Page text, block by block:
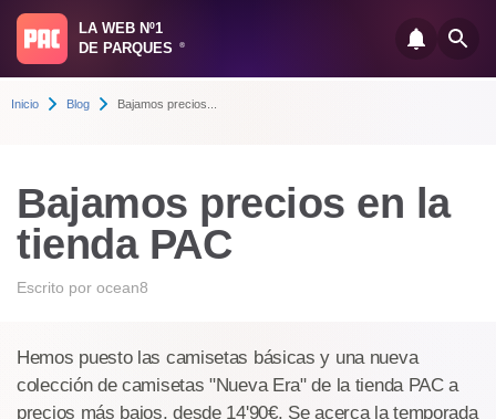
LA WEB Nº1
DE PARQUES
®
Inicio Blog Bajamos precios...
Bajamos precios en la
tienda PAC
Escrito por ocean8
Hemos puesto las camisetas básicas y una nueva
colección de camisetas "Nueva Era" de la tienda PAC a
precios más bajos, desde 14'90€. Se acerca la temporada